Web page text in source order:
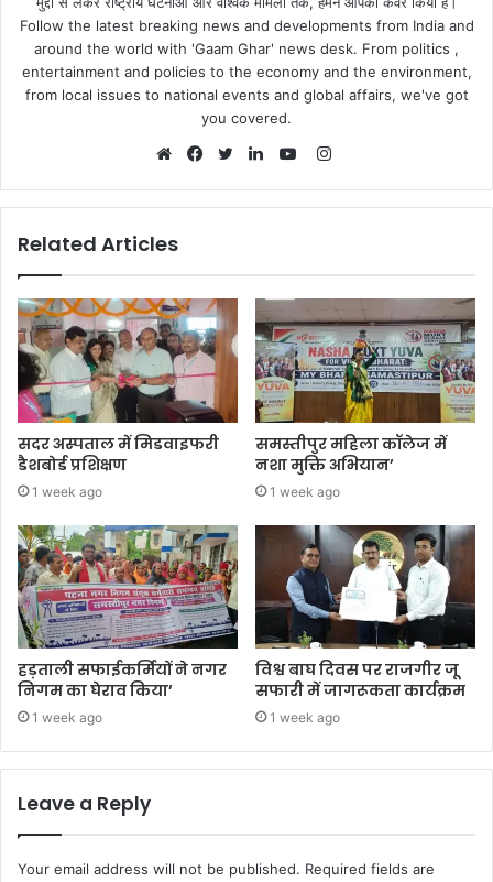
Follow the latest breaking news and developments from India and
around the world with 'Gaam Ghar' news desk. From politics ,
entertainment and policies to the economy and the environment,
from local issues to national events and global affairs, we've got
you covered.
Instagram
Related Articles
सदर अस्पताल में मिडवाइफरी
डैशबोर्ड प्रशिक्षण
1 week ago
समस्तीपुर महिला कॉलेज में
नशा मुक्ति अभियान’
1 week ago
हड़ताली सफाईकर्मियों ने नगर
निगम का घेराव किया’
1 week ago
विश्व बाघ दिवस पर राजगीर जू
सफारी में जागरूकता कार्यक्रम
1 week ago
Leave a Reply
Your email address will not be published. Required fields are